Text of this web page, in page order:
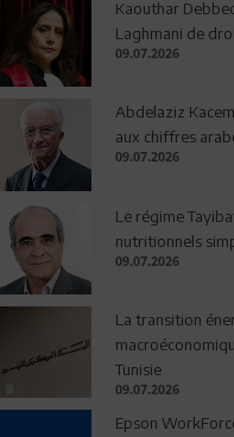
Kaouthar
Laghmani de
09.07.2026
Abdelaziz
aux chiffres
09.07.2026
Le régime
nutritionnels
09.07.2026
La transition
Tunisie
09.07.2026
Epson